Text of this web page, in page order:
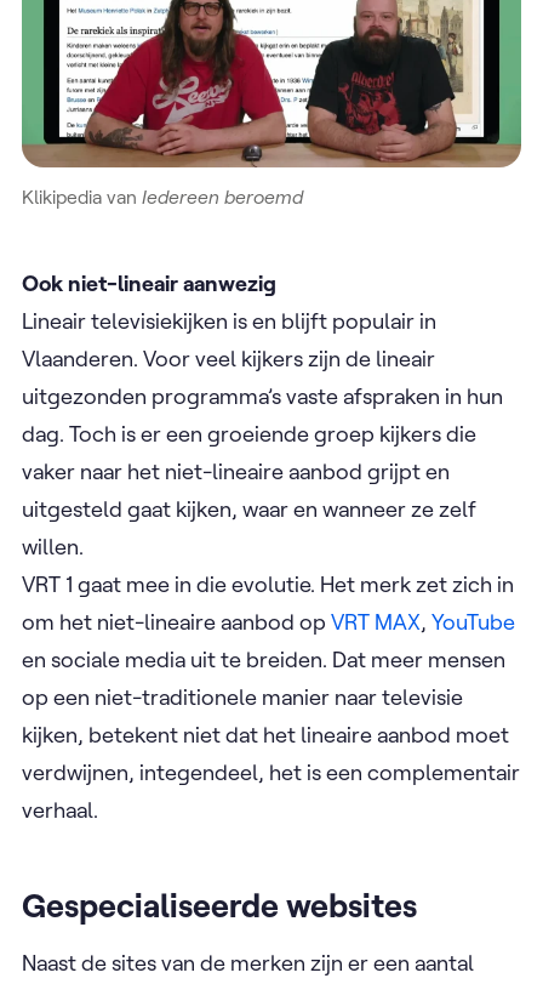
Klikipedia van Iedereen beroemd
Ook niet-lineair aanwezig
Lineair televisiekijken is en blijft populair in
Vlaanderen. Voor veel kijkers zijn de lineair
uitgezonden programma’s vaste afspraken in hun
dag. Toch is er een groeiende groep kijkers die
vaker naar het niet-lineaire aanbod grijpt en
uitgesteld gaat kijken, waar en wanneer ze zelf
willen.
VRT 1 gaat mee in die evolutie. Het merk zet zich in
om het niet-lineaire aanbod op VRT MAX, YouTube
en sociale media uit te breiden. Dat meer mensen
op een niet-traditionele manier naar televisie
kijken, betekent niet dat het lineaire aanbod moet
verdwijnen, integendeel, het is een complementair
verhaal.
Gespecialiseerde websites
Naast de sites van de merken zijn er een aantal